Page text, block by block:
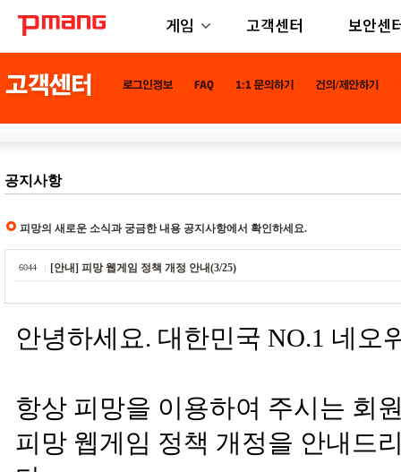
게임 고객센터 보안센
공지사항
피망의 새로운 소식과 궁금한 내용 공지사항에서 확인하세요.
6044 [안내] 피망 웹게임 정책 개정 안내(3/25)
안녕하세요. 대한민국 NO.1 네오
항상 피망을 이용하여 주시는 회
피망 웹게임 정책 개정을 안내드